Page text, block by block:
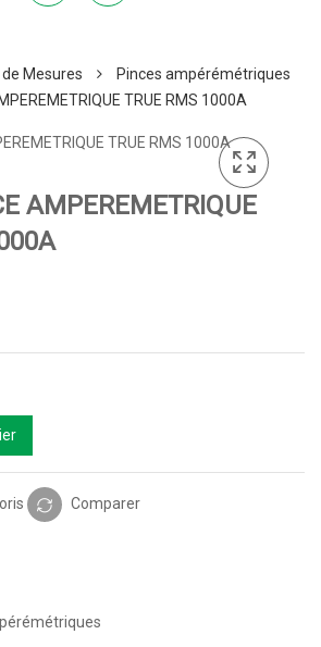
Mesures
Pinces ampérémétriques
TRUE RMS 1000A
AMPEREMETRIQUE
Comparer